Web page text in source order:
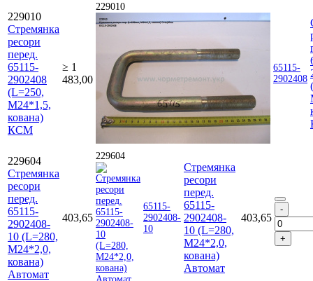
229010
Стремянка
ресори
перед.
65115-
2902408
(L=250,
М24*1,5,
кована)
КСМ
≥ 1
483,00
229010
65115-
2902408
229604
Стремянка
ресори
перед.
65115-
2902408-
10 (L=280,
М24*2,0,
кована)
Автомат
403,65
229604
65115-
2902408-
10
Стремянка
ресори
перед.
65115-
2902408-
10 (L=280,
М24*2,0,
кована)
Автомат
403,65